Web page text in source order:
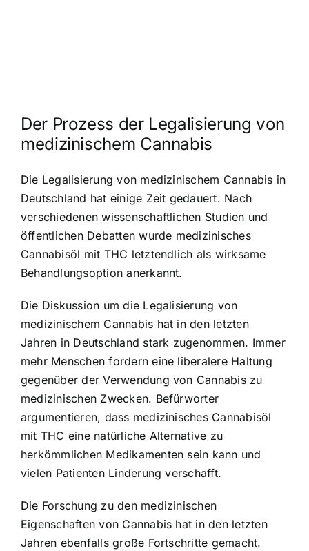
Der Prozess der Legalisierung von
medizinischem Cannabis
Die Legalisierung von medizinischem Cannabis in
Deutschland hat einige Zeit gedauert. Nach
verschiedenen wissenschaftlichen Studien und
öffentlichen Debatten wurde medizinisches
Cannabisöl mit THC letztendlich als wirksame
Behandlungsoption anerkannt.
Die Diskussion um die Legalisierung von
medizinischem Cannabis hat in den letzten
Jahren in Deutschland stark zugenommen. Immer
mehr Menschen fordern eine liberalere Haltung
gegenüber der Verwendung von Cannabis zu
medizinischen Zwecken. Befürworter
argumentieren, dass medizinisches Cannabisöl
mit THC eine natürliche Alternative zu
herkömmlichen Medikamenten sein kann und
vielen Patienten Linderung verschafft.
Die Forschung zu den medizinischen
Eigenschaften von Cannabis hat in den letzten
Jahren ebenfalls große Fortschritte gemacht.